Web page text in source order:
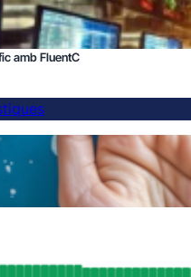
amb FluentC